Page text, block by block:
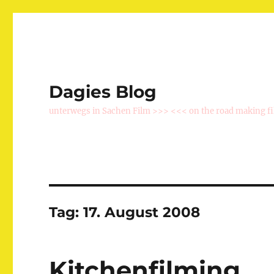
Dagies Blog
unterwegs in Sachen Film >>> <<< on the road making
Tag:17. August 2008